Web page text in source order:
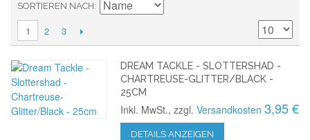
SORTIEREN NACH
1 2 3
DREAM TACKLE - SLOTTERSHAD -
CHARTREUSE-GLITTER/BLACK -
25CM
Inkl. MwSt., zzgl.Versandkosten 3,95 €
DETAILS ANZEIGEN